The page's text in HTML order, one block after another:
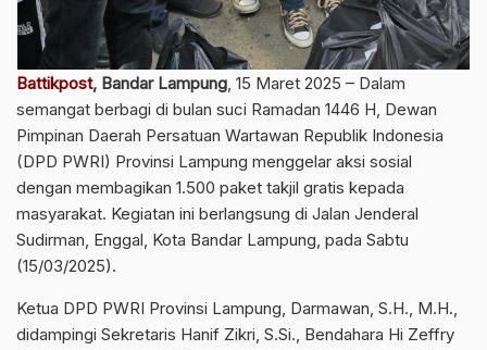
Battikpost, Bandar Lampung , 15 Maret 2025 – Dalam
semangat berbagi di bulan suci Ramadan 1446 H, Dewan
Pimpinan Daerah Persatuan Wartawan Republik Indonesia
(DPD PWRI) Provinsi Lampung menggelar aksi sosial
dengan membagikan 1.500 paket takjil gratis kepada
masyarakat. Kegiatan ini berlangsung di Jalan Jenderal
Sudirman, Enggal, Kota Bandar Lampung, pada Sabtu
(15/03/2025).
Ketua DPD PWRI Provinsi Lampung, Darmawan, S.H., M.H.,
didampingi Sekretaris Hanif Zikri, S.Si., Bendahara Hi Zeffry